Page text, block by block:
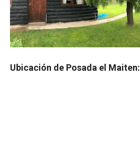
Ubicación de Posada el Maiten: